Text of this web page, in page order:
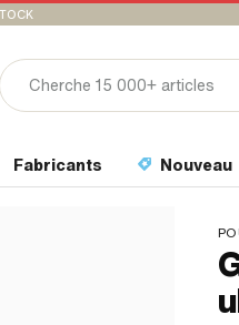
Fabricants Nouveau